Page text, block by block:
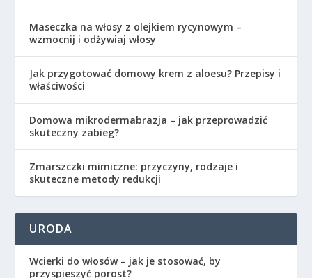
Maseczka na włosy z olejkiem rycynowym –
wzmocnij i odżywiaj włosy
Jak przygotować domowy krem z aloesu? Przepisy i
właściwości
Domowa mikrodermabrazja – jak przeprowadzić
skuteczny zabieg?
Zmarszczki mimiczne: przyczyny, rodzaje i
skuteczne metody redukcji
URODA
Wcierki do włosów – jak je stosować, by
przyspieszyć porost?